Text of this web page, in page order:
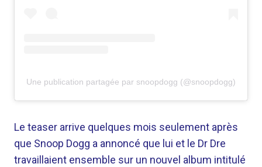
Une publication partagée par snoopdogg (@snoopdogg)
Le teaser arrive quelques mois seulement après
que Snoop Dogg a annoncé que lui et le Dr Dre
travaillaient ensemble sur un nouvel album intitulé